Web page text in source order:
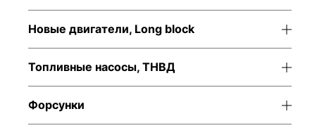
Новые двигатели, Long block
Топливные насосы, ТНВД
Форсунки